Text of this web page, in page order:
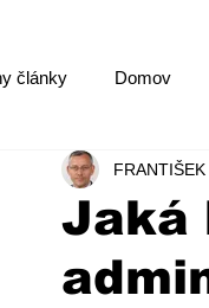
články Domov
Hlavní zpráva Top
Jaká